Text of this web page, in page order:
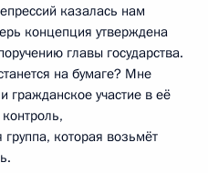
казалась нам
концепция утверждена
главы государства.
на бумаге? Мне
гражданское участие в её
которая возьмёт